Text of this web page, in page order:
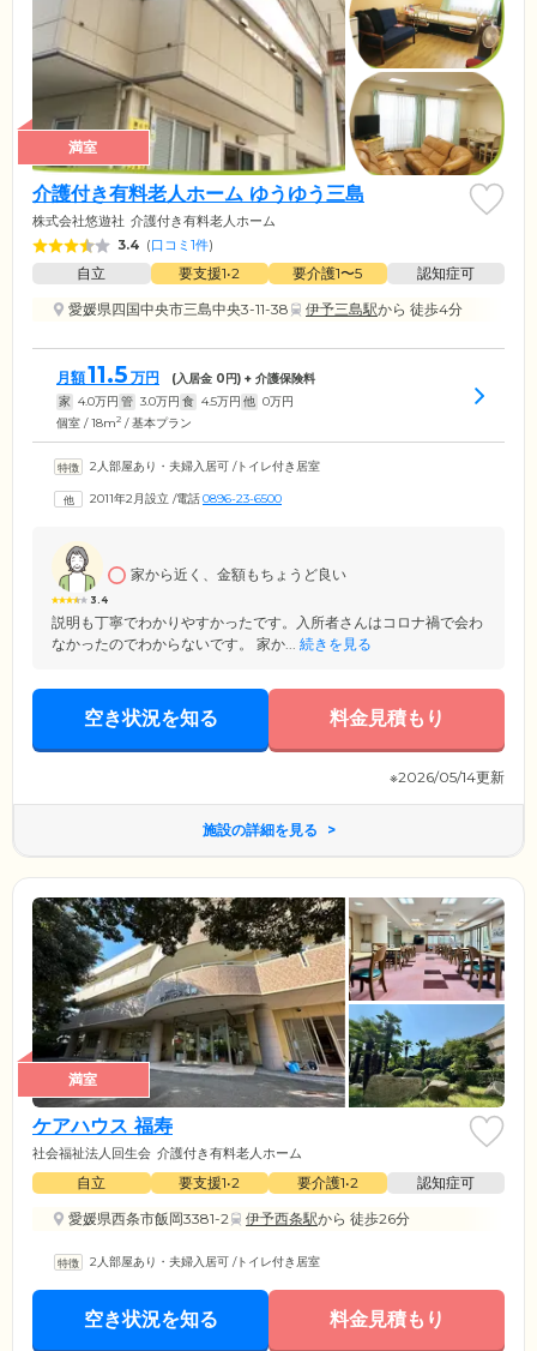
満室
介護付き有料老人ホーム ゆうゆう三島
株式会社悠遊社 介護付き有料老人ホーム
3.4 (口コミ1件)
自立 要支援1•2 要介護1〜5
認知症可
愛媛県四国中央市三島中央3-11-38
伊予三島駅から 徒歩4分
月額11.5 万円 (入居金 0 円) + 介護保険料
家 4.0万円 管 3.0万円 食 4.5万円 他 0万円
個室 / 18m2 / 基本プラン
2人部屋あり・夫婦入居可 /トイレ付き居室
2011年2月設立 /電話0896-23-6500
3.4
家から近く、金額もちょうど良い
説明も丁寧でわかりやすかったです。入所者さんはコロナ禍で会わ
なかったのでわからないです。 家か... 続きを見る
空き状況を知る 料金見積もり
※2026/05/14更新
施設の詳細を見る
満室
ケアハウス 福寿
社会福祉法人回生会 介護付き有料老人ホーム
自立 要支援1•2 要介護1•2
認知症可
愛媛県西条市飯岡3381-2
伊予西条駅から 徒歩26分
2人部屋あり・夫婦入居可 /トイレ付き居室
空き状況を知る 料金見積もり